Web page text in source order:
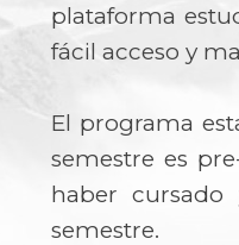
plataforma
fácil acceso y
El programa
semestre es
haber cursado
semestre.